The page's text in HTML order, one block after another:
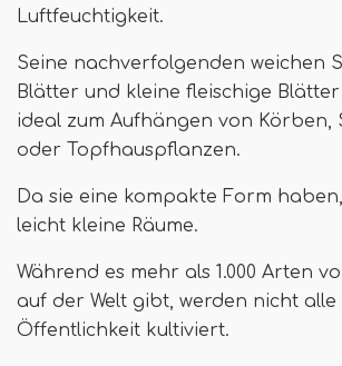
Luftfeuchtigkeit.
Seine nachverfolgenden weichen
Blätter und kleine fleischige
ideal zum Aufhängen von Körben,
oder Topfhauspflanzen.
Da sie eine kompakte Form
leicht kleine Räume.
Während es mehr als 1.000 Arten
auf der Welt gibt, werden nicht alle
Öffentlichkeit kultiviert.